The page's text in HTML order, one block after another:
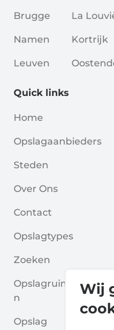
Wij
Brugge
Namen
Leuven
La
Kortrijk
Quick links
Home
Opslagaanbieders
Steden
Over Ons
Contact
Opslagtypes
Zoeken
Opslagruimte
N
Opslag